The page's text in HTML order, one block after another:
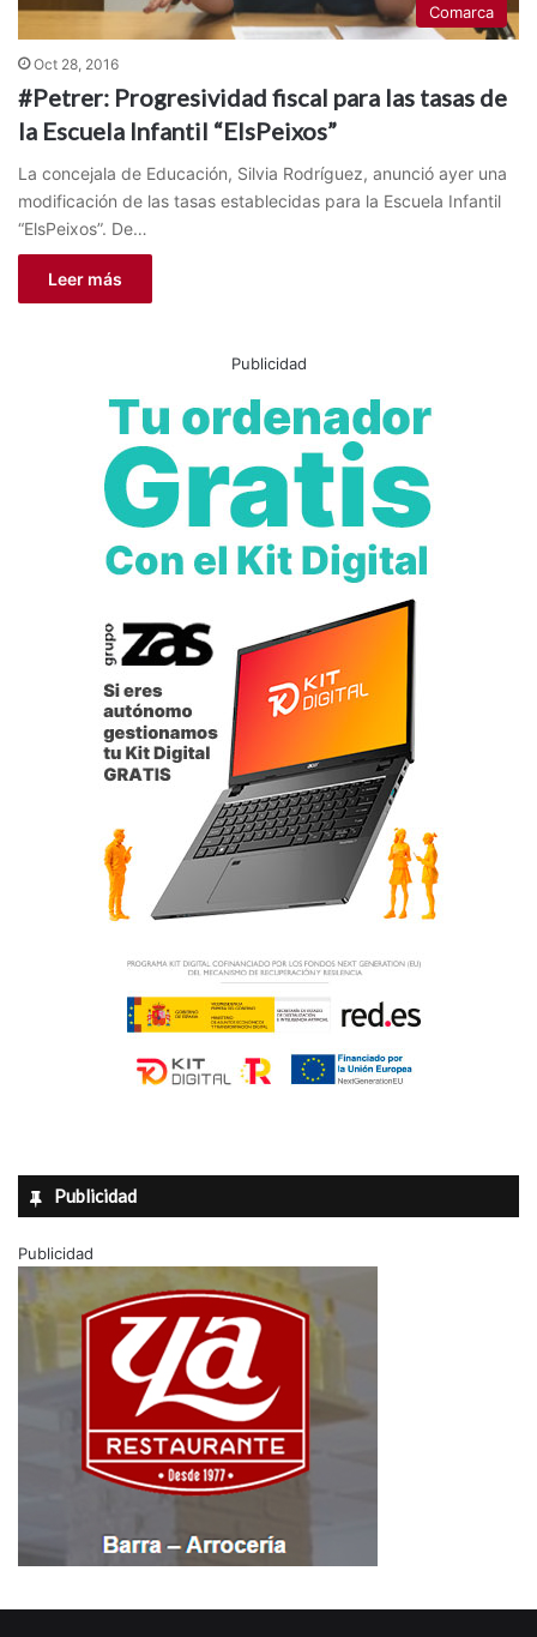
Comarca
Oct 28, 2016
#Petrer: Progresividad fiscal para las tasas de
la Escuela Infantil “ElsPeixos”
La concejala de Educación, Silvia Rodríguez, anunció ayer una
modificación de las tasas establecidas para la Escuela Infantil
“ElsPeixos”. De…
Leer más
Publicidad
Publicidad
Publicidad